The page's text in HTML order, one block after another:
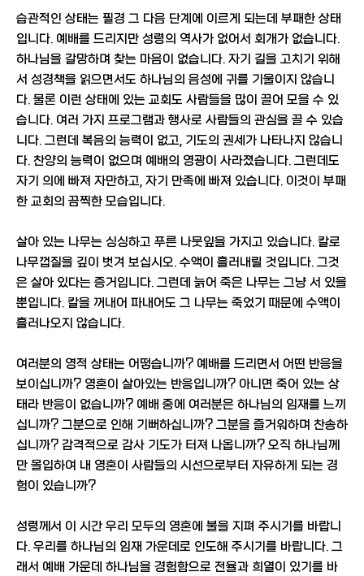
습관적인 상태는 필경 그 다음 단계에 이르게 되는데 부패한 상태
입니다. 예배를 드리지만 성령의 역사가 없어서 회개가 없습니다.
하나님을 갈망하며 찾는 마음이 없습니다. 자기 길을 고치기 위해
서 성경책을 읽으면서도 하나님의 음성에 귀를 기울이지 않습니
다. 물론 이런 상태에 있는 교회도 사람들을 많이 끌어 모을 수 있
습니다. 여러 가지 프로그램과 행사로 사람들의 관심을 끌 수 있습
니다. 그런데 복음의 능력이 없고, 기도의 권세가 나타나지 않습니
다. 찬양의 능력이 없으며 예배의 영광이 사라졌습니다. 그런데도
자기 의에 빠져 자만하고, 자기 만족에 빠져 있습니다. 이것이 부패
한 교회의 끔찍한 모습입니다.
살아 있는 나무는 싱싱하고 푸른 나뭇잎을 가지고 있습니다. 칼로
나무껍질을 깊이 벗겨 보십시오. 수액이 흘러내릴 것입니다. 그것
은 살아 있다는 증거입니다. 그런데 늙어 죽은 나무는 그냥 서 있을
뿐입니다. 칼을 꺼내어 파내어도 그 나무는 죽었기 때문에 수액이
흘러나오지 않습니다.
여러분의 영적 상태는 어떻습니까? 예배를 드리면서 어떤 반응을
보이십니까? 영혼이 살아있는 반응입니까? 아니면 죽어 있는 상
태라 반응이 없습니까? 예배 중에 여러분은 하나님의 임재를 느끼
십니까? 그분으로 인해 기뻐하십니까? 그분을 즐거워하며 찬송하
십니까? 감격적으로 감사 기도가 터져 나옵니까? 오직 하나님께
만 몰입하여 내 영혼이 사람들의 시선으로부터 자유하게 되는 경
험이 있습니까?
성령께서 이 시간 우리 모두의 영혼에 불을 지펴 주시기를 바랍니
다. 우리를 하나님의 임재 가운데로 인도해 주시기를 바랍니다. 그
래서 예배 가운데 하나님을 경험함으로 전율과 희열이 있기를 바